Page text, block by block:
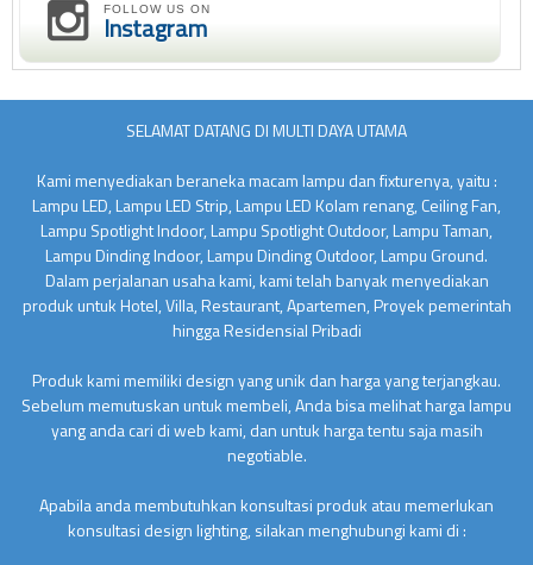
FOLLOW US ON
Instagram
SELAMAT DATANG DI MULTI DAYA UTAMA
Kami menyediakan beraneka macam lampu dan fixturenya, yaitu :
Lampu LED, Lampu LED Strip, Lampu LED Kolam renang, Ceiling Fan,
Lampu Spotlight Indoor, Lampu Spotlight Outdoor, Lampu Taman,
Lampu Dinding Indoor, Lampu Dinding Outdoor, Lampu Ground.
Dalam perjalanan usaha kami, kami telah banyak menyediakan
produk untuk Hotel, Villa, Restaurant, Apartemen, Proyek pemerintah
hingga Residensial Pribadi
Produk kami memiliki design yang unik dan harga yang terjangkau.
Sebelum memutuskan untuk membeli, Anda bisa melihat harga lampu
yang anda cari di web kami, dan untuk harga tentu saja masih
negotiable.
Apabila anda membutuhkan konsultasi produk atau memerlukan
konsultasi design lighting, silakan menghubungi kami di :